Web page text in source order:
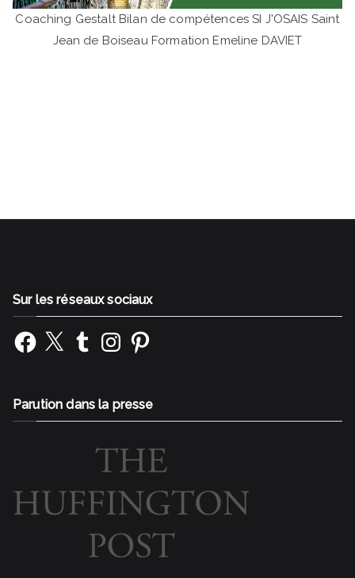
Coaching Gestalt Bilan de compétences SI J'OSAIS Saint
Jean de Boiseau Formation Emeline DAVIET
Sur les réseaux sociaux
Facebook
X TumblrInstagramPinterest
Parution dans la presse